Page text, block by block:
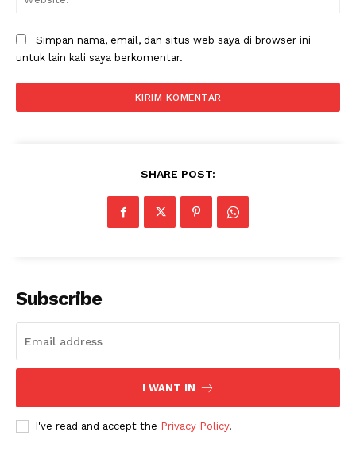
Magazine PRO
Simpan nama, email, dan situs web saya di browser ini
untuk lain kali saya berkomentar.
SHARE POST:
Subscribe
I WANT IN
I've read and accept the Privacy Policy.